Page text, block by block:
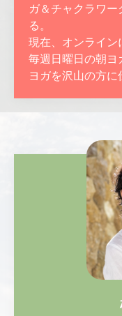
ガ＆チャクラワ
る。
現在、オンライン
毎週日曜日の朝ヨ
ヨガを沢山の方に